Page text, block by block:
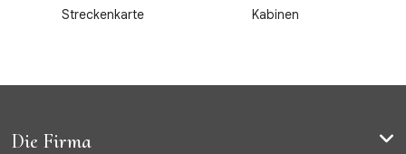
Streckenkarte Kabinen
Die Firma